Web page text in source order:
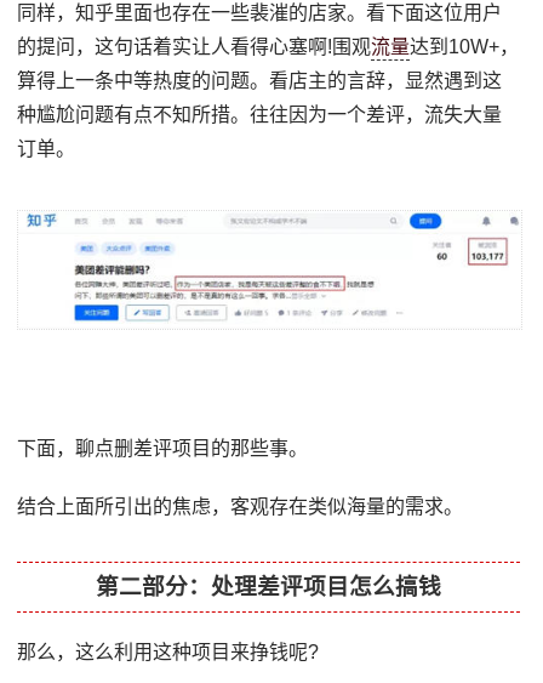
同样，知乎里面也存在一些裴漼的店家。看下面这位用户
的提问，这句话着实让人看得心塞啊!围观流量达到10W+，
算得上一条中等热度的问题。看店主的言辞，显然遇到这
种尴尬问题有点不知所措。往往因为一个差评，流失大量
订单。
下面，聊点删差评项目的那些事。
结合上面所引出的焦虑，客观存在类似海量的需求。
第二部分：处理差评项目怎么搞钱
那么，这么利用这种项目来挣钱呢?